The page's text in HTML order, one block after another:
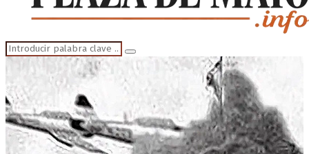
Search
for:
Search